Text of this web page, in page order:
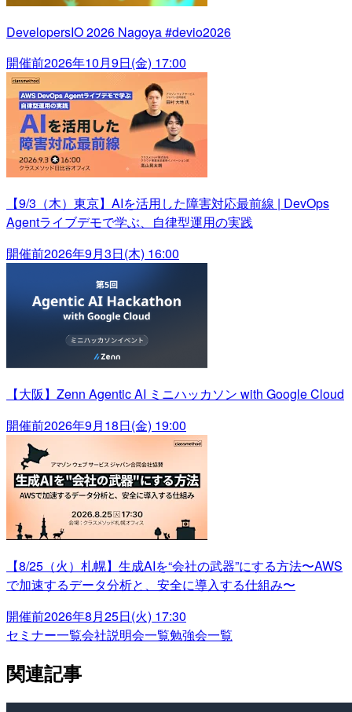
DevelopersIO 2026 Nagoya #devio2026
開催前2026年10月9日(金) 17:00
【9/3（木）東京】AIを活用した障害対応最前線 | DevOps
Agentライブデモで学ぶ、自律型運用の実践
開催前2026年9月3日(木) 16:00
【大阪】Zenn Agentic AI ミニハッカソン with Google Cloud
開催前2026年9月18日(金) 19:00
【8/25（火）札幌】生成AIを“会社の武器”にする方法〜AWS
で加速するデータ分析と、安全に導入する仕組み〜
開催前2026年8月25日(火) 17:30
セミナー一覧会社説明会一覧勉強会一覧
関連記事